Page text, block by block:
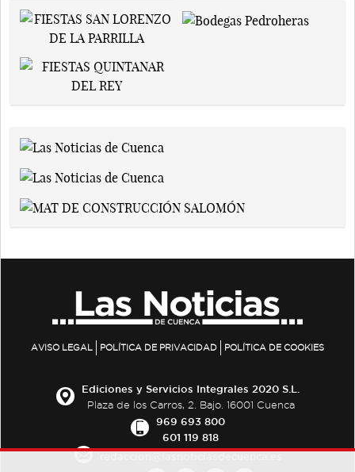
AVISO LEGAL POLÍTICA DE PRIVACIDAD POLÍTICA DE COOKIES
Ediciones y Servicios Integrales 2020 S.L.
Plaza de los Carros, 2. Bajo. 16001 Cuenca
969 693 800
601 119 818